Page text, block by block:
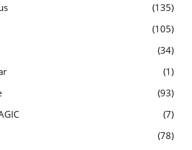
135
105
34
1
93
7
78